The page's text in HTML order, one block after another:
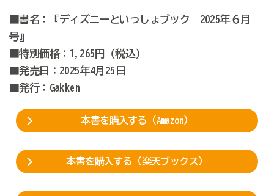
■書名：『ディズニーといっしょブック 2025年６月
号』
■特別価格：1,265円（税込）
■発売日：2025年4月25日
■発行：Gakken
本書を購入する（Amazon）
本書を購入する（楽天ブックス）